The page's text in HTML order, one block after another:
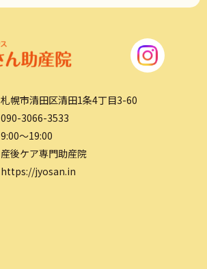
札幌市清田区清田1条4丁目3-60
090-3066-3533
9:00～19:00
産後ケア専門助産院
https://jyosan.in